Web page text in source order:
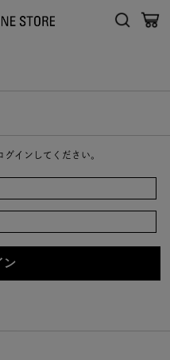
インしてください。